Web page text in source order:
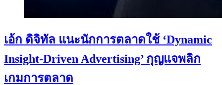
เอ้ก ดิจิทัล แนะนักการตลาดใช้ ‘Dynamic
Insight-Driven Advertising’ กุญแจพลิก
เกมการตลาด